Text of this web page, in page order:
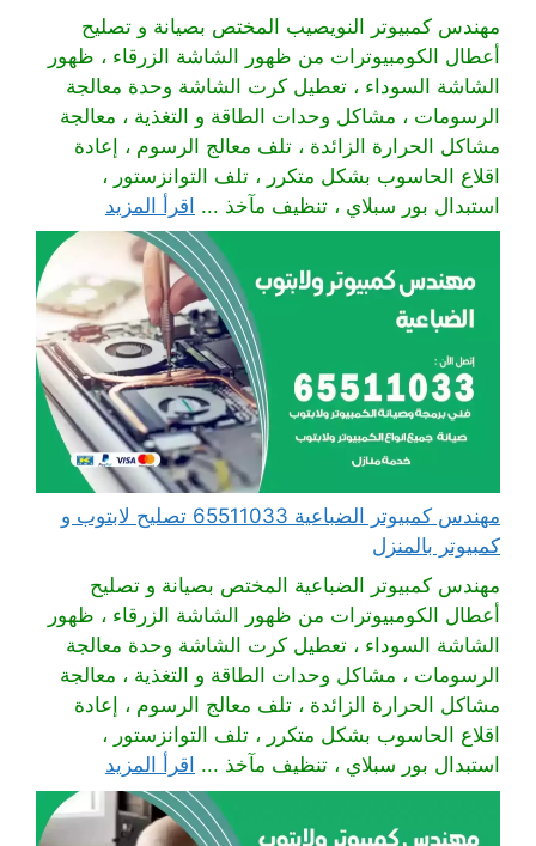
مهندس كمبيوتر النويصيب المختص بصيانة و تصليح
أعطال الكومبيوترات من ظهور الشاشة الزرقاء ، ظهور
الشاشة السوداء ، تعطيل كرت الشاشة وحدة معالجة
الرسومات ، مشاكل وحدات الطاقة و التغذية ، معالجة
مشاكل الحرارة الزائدة ، تلف معالج الرسوم ، إعادة
اقلاع الحاسوب بشكل متكرر ، تلف التوانزستور ،
استبدال بور سبلاي ، تنظيف مآخذ ... اقرأ المزيد
مهندس كمبيوتر الضباعية 65511033 تصليح لابتوب و
كمبيوتر بالمنزل
مهندس كمبيوتر الضباعية المختص بصيانة و تصليح
أعطال الكومبيوترات من ظهور الشاشة الزرقاء ، ظهور
الشاشة السوداء ، تعطيل كرت الشاشة وحدة معالجة
الرسومات ، مشاكل وحدات الطاقة و التغذية ، معالجة
مشاكل الحرارة الزائدة ، تلف معالج الرسوم ، إعادة
اقلاع الحاسوب بشكل متكرر ، تلف التوانزستور ،
استبدال بور سبلاي ، تنظيف مآخذ ... اقرأ المزيد